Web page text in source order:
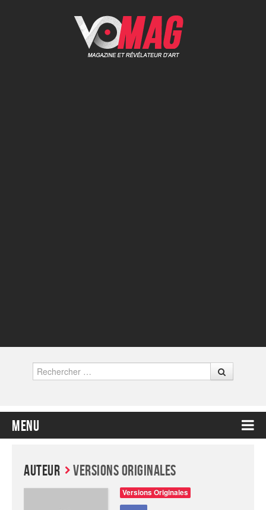
Rechercher
Menu
Auteur Versions Originales
Versions Originales